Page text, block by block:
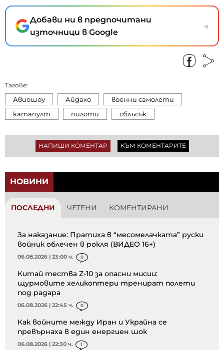
Добави ни в предпочитани
източници в Google
→
Тагове:
Авиошоу Айдахо
военни самолети
катапулт
пилоти сблъсък
НАПИШИ КОМЕНТАР КЪМ КОМЕНТАРИТЕ
НОВИНИ
ПОСЛЕДНИ ЧЕТЕНИ КОМЕНТИРАНИ
За наказание: Пратиха в “месомелачката” руски
войник облечен в рокля (ВИДЕО 16+)
06.08.2026 | 23:00 ч. 0
Китай тества Z-10 за опасни мисии:
щурмовите хеликоптери тренират полети
под радара
06.08.2026 | 22:45 ч. 0
Как войните между Иран и Украйна се
превърнаха в един енергиен шок
06.08.2026 | 22:30 ч. 1